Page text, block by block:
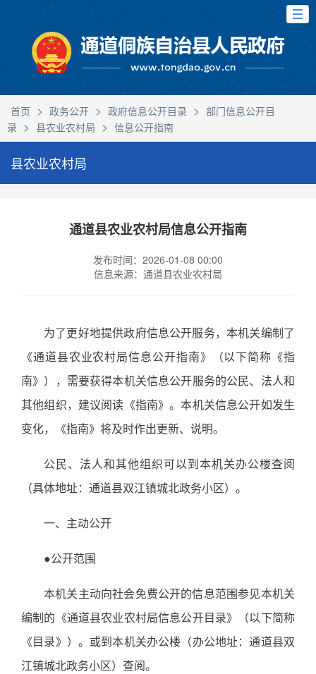
首页 > 政务公开 > 政府信息公开目录 > 部门信息公开目
录 > 县农业农村局 > 信息公开指南
县农业农村局
通道县农业农村局信息公开指南
发布时间：2026-01-08 00:00
信息来源：通道县农业农村局
为了更好地提供政府信息公开服务，本机关编制了
《通道县农业农村局信息公开指南》（以下简称《指
南》），需要获得本机关信息公开服务的公民、法人和
其他组织，建议阅读《指南》。本机关信息公开如发生
变化，《指南》将及时作出更新、说明。
公民、法人和其他组织可以到本机关办公楼查阅
（具体地址：通道县双江镇城北政务小区）。
一、主动公开
●公开范围
本机关主动向社会免费公开的信息范围参见本机关
编制的《通道县农业农村局信息公开目录》（以下简称
《目录》）。或到本机关办公楼（办公地址：通道县双
江镇城北政务小区）查阅。